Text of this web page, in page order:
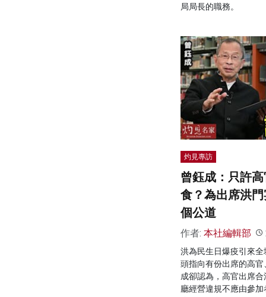
局局長的職務。
灼見專訪
曾鈺成：只許
食？為出席洪
個公道
作者: 本社編輯部
洪為民生日爆疫引來
頭指向有份出席的高
成卻認為，高官出席
廳經營違規不應由參